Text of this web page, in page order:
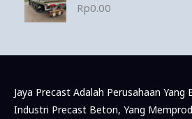
Rp0.00
Jaya Precast Adalah Perusahaan Yang
Industri Precast Beton, Yang